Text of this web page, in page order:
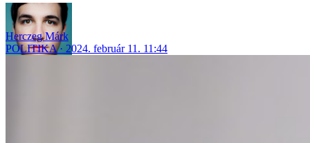
Herczeg Márk
POLITIKA
2024. február 11. 11:44